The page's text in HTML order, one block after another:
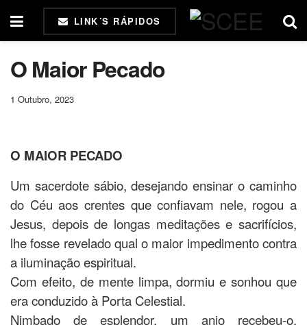
LINK´S RÁPIDOS
O Maior Pecado
1 Outubro, 2023
O MAIOR PECADO
Um sacerdote sábio, desejando ensinar o caminho
do Céu aos crentes que confiavam nele, rogou a
Jesus, depois de longas meditações e sacrifícios,
lhe fosse revelado qual o maior impedimento contra
a iluminação espiritual.
Com efeito, de mente limpa, dormiu e sonhou que
era conduzido à Porta Celestial.
Nimbado de esplendor, um anjo recebeu-o,